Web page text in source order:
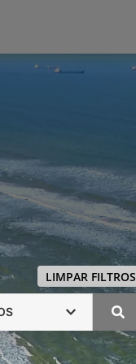
LIMPAR FILTROS